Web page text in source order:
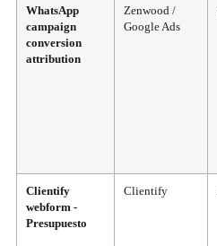
WhatsApp
campaign
conversion
attribution
Zenwood /
Google Ads
Clientify
webform -
Presupuesto
Clientify